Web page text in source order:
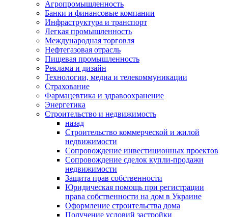
Агропромышленность
Банки и финансовые компании
Инфраструктура и транспорт
Легкая промышленность
Международная торговля
Нефтегазовая отрасль
Пищевая промышленность
Реклама и дизайн
Технологии, медиа и телекоммуникации
Страхование
Фармацевтика и здравоохранение
Энергетика
Строительство и недвижимость
назад
Строительство коммерческой и жилой
недвижимости
Сопровождение инвестиционных проектов
Сопровождение сделок купли-продажи
недвижимости
Защита прав собственности
Юридическая помощь при регистрации
права собственности на дом в Украине
Оформление строительства дома
Получение условий застройки